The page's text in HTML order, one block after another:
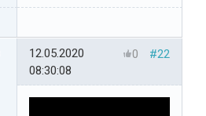
#22
0
12.05.2020
08:30:08